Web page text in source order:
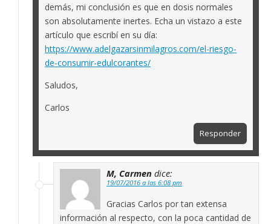
demás, mi conclusión es que en dosis normales
son absolutamente inertes. Echa un vistazo a este
artículo que escribí en su día:
https://www.adelgazarsinmilagros.com/el-riesgo-
de-consumir-edulcorantes/
Saludos,
Carlos
Responder
M, Carmen dice:
19/07/2016 a las 6:08 pm
Gracias Carlos por tan extensa
información al respecto, con la poca cantidad de